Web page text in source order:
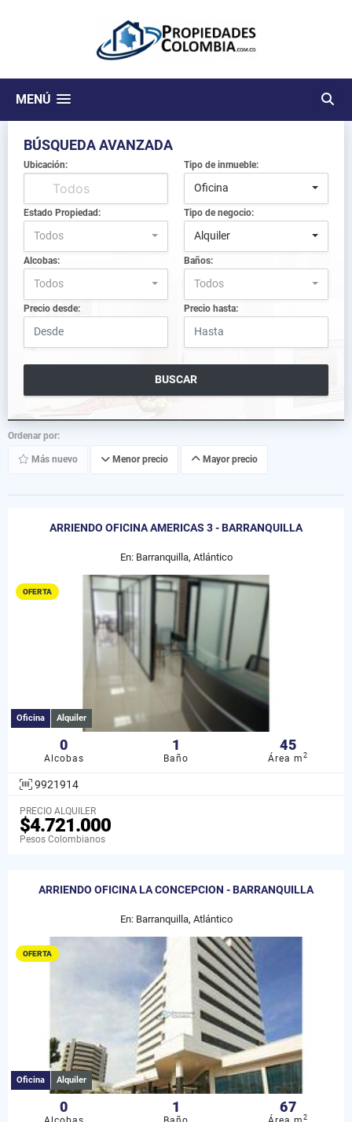
MENÚ
BÚSQUEDA AVANZADA
Ubicación: Tipo de inmueble:
Oficina
Estado Propiedad:
Todos
Tipo de negocio:
Alquiler
Alcobas:
Todos
Baños:
Todos
Precio desde: Precio hasta:
BUSCAR
Ordenar por:
Más nuevo Menor precio Mayor precio
ARRIENDO OFICINA AMERICAS 3 - BARRANQUILLA
En: Barranquilla, Atlántico
OFERTA
Oficina Alquiler
0
Alcobas
1
Baño
45
Área m2
9921914
PRECIO ALQUILER
$4.721.000
Pesos Colombianos
ARRIENDO OFICINA LA CONCEPCION - BARRANQUILLA
En: Barranquilla, Atlántico
OFERTA
Oficina Alquiler
0 1 67
2